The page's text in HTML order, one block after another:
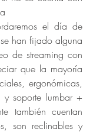
el día de
han fijado alguna
de streaming con
que la mayoría
ergonómicas,
soporte lumbar +
también cuentan
son reclinables y